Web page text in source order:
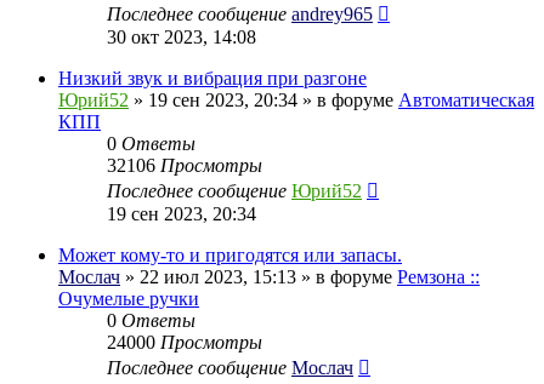
Последнее сообщение andrey965
30 окт 2023, 14:08
Низкий звук и вибрация при разгоне
Юрий52 » 19 сен 2023, 20:34 » в форуме Автоматическая
КПП
0 Ответы
32106 Просмотры
Последнее сообщение Юрий52
19 сен 2023, 20:34
Может кому-то и пригодятся или запасы.
Мослач » 22 июл 2023, 15:13 » в форуме Ремзона ::
Очумелые ручки
0 Ответы
24000 Просмотры
Последнее сообщение Мослач